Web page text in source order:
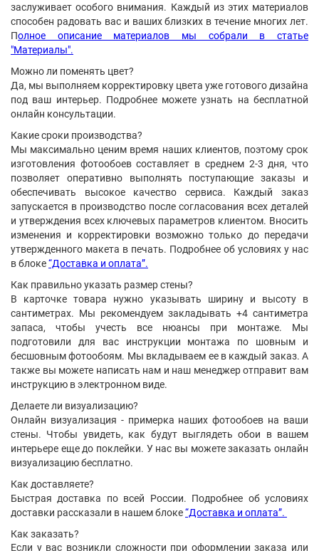
заслуживает особого внимания. Каждый из этих материалов
способен радовать вас и ваших близких в течение многих лет.
Полное описание материалов мы собрали в статье
"Материалы".
Можно ли поменять цвет?
Да, мы выполняем корректировку цвета уже готового дизайна
под ваш интерьер. Подробнее можете узнать на бесплатной
онлайн консультации.
Какие сроки производства?
Мы максимально ценим время наших клиентов, поэтому срок
изготовления фотообоев составляет в среднем 2-3 дня, что
позволяет оперативно выполнять поступающие заказы и
обеспечивать высокое качество сервиса. Каждый заказ
запускается в производство после согласования всех деталей
и утверждения всех ключевых параметров клиентом. Вносить
изменения и корректировки возможно только до передачи
утвержденного макета в печать. Подробнее об условиях у нас
в блоке“Доставка и оплата”.
Как правильно указать размер стены?
В карточке товара нужно указывать ширину и высоту в
сантиметрах. Мы рекомендуем закладывать +4 сантиметра
запаса, чтобы учесть все нюансы при монтаже. Мы
подготовили для вас инструкции монтажа по шовным и
бесшовным фотообоям. Мы вкладываем ее в каждый заказ. А
также вы можете написать нам и наш менеджер отправит вам
инструкцию в электронном виде.
Делаете ли визуализацию?
Онлайн визуализация - примерка наших фотообоев на ваши
стены. Чтобы увидеть, как будут выглядеть обои в вашем
интерьере еще до поклейки. У нас вы можете заказать онлайн
визуализацию бесплатно.
Как доставляете?
Быстрая доставка по всей России. Подробнее об условиях
доставки рассказали в нашем блоке“Доставка и оплата”.
Как заказать?
Если у вас возникли сложности при оформлении заказа или